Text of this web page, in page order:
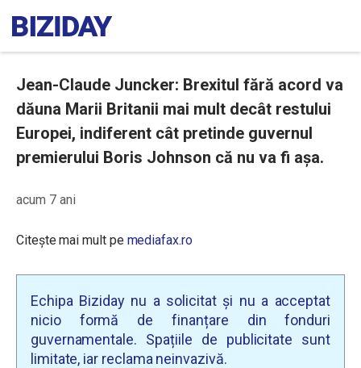
Jean-Claude Juncker: Brexitul fără acord va
dăuna Marii Britanii mai mult decât restului
Europei, indiferent cât pretinde guvernul
premierului Boris Johnson că nu va fi așa.
acum 7 ani
Citește mai mult pe mediafax.ro
Echipa Biziday nu a solicitat și nu a acceptat
nicio formă de finanțare din fonduri
guvernamentale. Spațiile de publicitate sunt
limitate, iar reclama neinvazivă.